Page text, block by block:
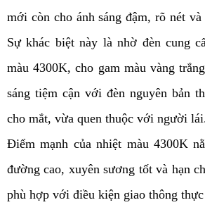
mới còn cho ánh sáng đậm, rõ nét
Sự khác biệt này là nhờ đèn cung
màu 4300K, cho gam màu vàng
sáng tiệm cận với đèn nguyên bản
cho mắt, vừa quen thuộc với người
Điểm mạnh của nhiệt màu 4300K
đường cao, xuyên sương tốt và hạn
phù hợp với điều kiện giao thông